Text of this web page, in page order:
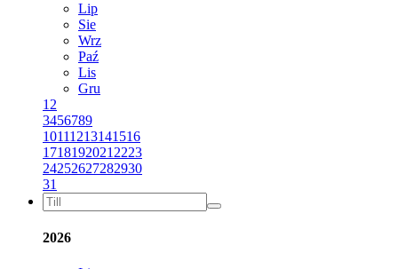
Lip
Sie
Wrz
Paź
Lis
Gru
1 2
3456789
10111213141516
1718192021 2223
24252627282930
31
2026